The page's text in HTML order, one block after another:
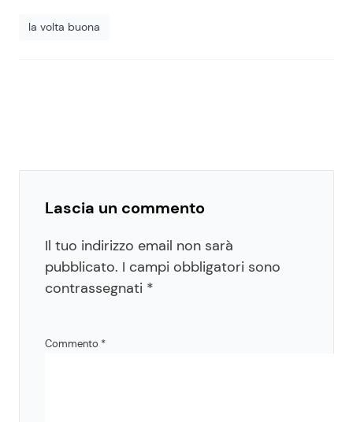
la volta buona
Lascia un commento
Il tuo indirizzo email non sarà
pubblicato. I campi obbligatori sono
contrassegnati *
Commento *